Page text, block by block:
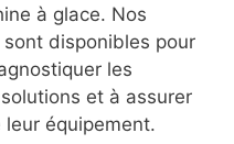
à glace. Nos
disponibles pour
les
et à assurer
équipement.